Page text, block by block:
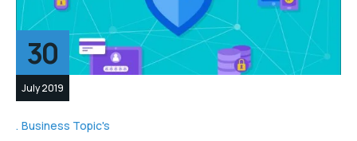
30
July 2019
Business Topic's